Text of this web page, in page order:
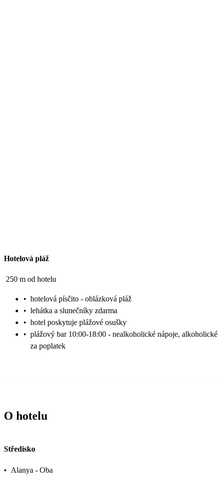
Hotelová pláž
250 m od hotelu
• hotelová písčito - oblázková pláž
• lehátka a slunečníky zdarma
• hotel poskytuje plážové osušky
• plážový bar 10:00-18:00 - nealkoholické nápoje, alkoholické
za poplatek
O hotelu
Středisko
• Alanya - Oba